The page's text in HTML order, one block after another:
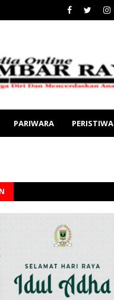
PARIWARA PERISTIWA